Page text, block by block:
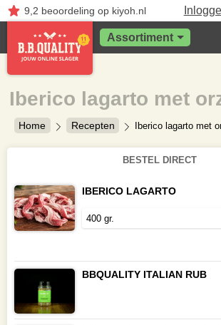
9,2 beoordelingop kiyoh.nl
Assortiment
Home Recepten Iberico lagarto met
Iberico lagarto met
BESTEL DIRECT
IBERICO LAGARTO
BBQUALITY ITALIAN RUB